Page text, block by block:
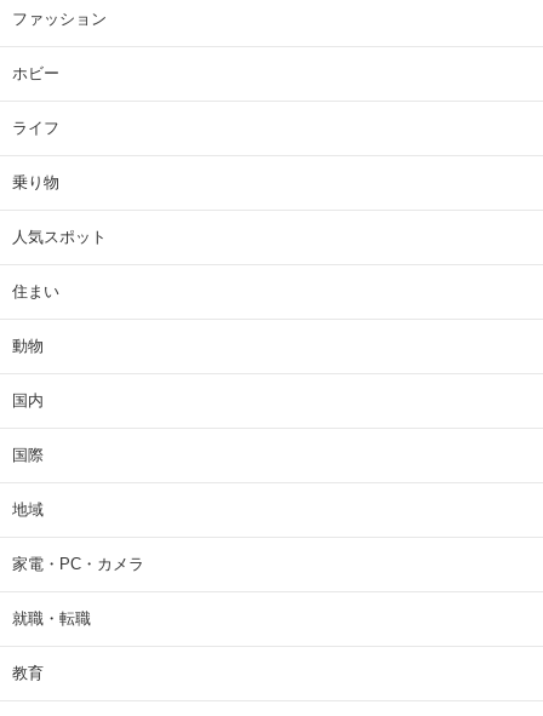
ファッション
ホビー
ライフ
乗り物
人気スポット
住まい
動物
国内
国際
地域
家電・PC・カメラ
就職・転職
教育